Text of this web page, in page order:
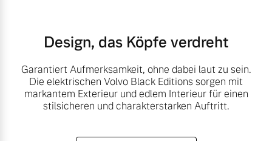
Design, das Köpfe verdreht
Garantiert Aufmerksamkeit, ohne dabei laut zu sein.
Die elektrischen Volvo Black Editions sorgen mit
markantem Exterieur und edlem Interieur für einen
stilsicheren und charakterstarken Auftritt.